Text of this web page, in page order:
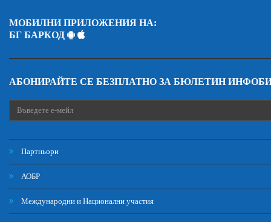
МОБИЛНИ ПРИЛОЖЕНИЯ НА:
БГ БАРКОД
АБОНИРАЙТЕ СЕ БЕЗПЛАТНО ЗА БЮЛЕТИН
Партньори
АОБР
Международни и Национални участия